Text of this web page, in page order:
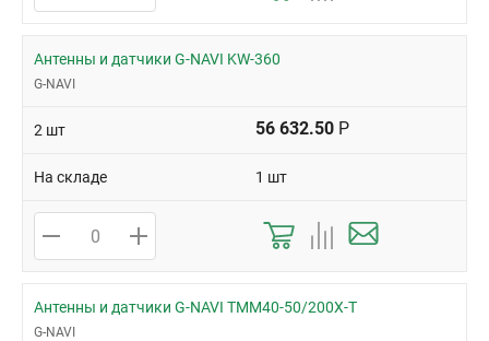
Антенны и датчики G-NAVI KW-360
G-NAVI
2 шт 56 632.50 Р
На складе 1 шт
Антенны и датчики G-NAVI TMM40-50/200X-T
G-NAVI